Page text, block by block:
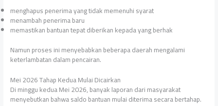
menghapus penerima yang tidak memenuhi syarat
menambah penerima baru
memastikan bantuan tepat diberikan kepada yang berhak
Namun proses ini menyebabkan beberapa daerah mengalami
keterlambatan dalam pencairan.
Mei 2026 Tahap Kedua Mulai Dicairkan
Di minggu kedua Mei 2026, banyak laporan dari masyarakat
menyebutkan bahwa saldo bantuan mulai diterima secara bertahap.